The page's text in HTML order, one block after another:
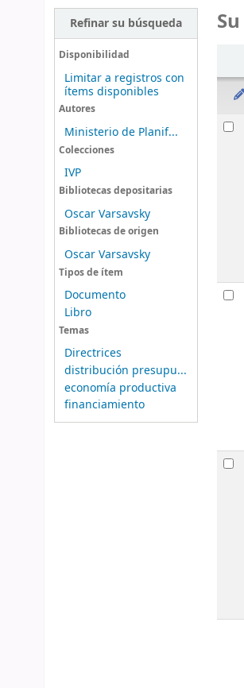
Refinar su búsqueda
Disponibilidad
Limitar a registros con
ítems disponibles
Autores
Ministerio de Planif...
Colecciones
IVP
Bibliotecas depositarias
Oscar Varsavsky
Bibliotecas de origen
Oscar Varsavsky
Tipos de ítem
Documento
Libro
Temas
Directrices
distribución presupu...
economía productiva
financiamiento